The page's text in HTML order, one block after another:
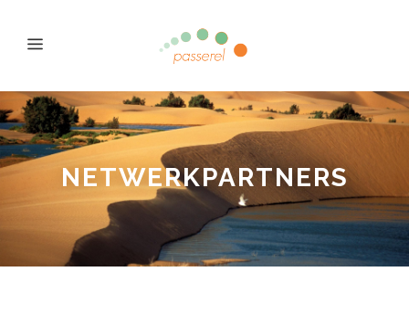
NETWERKPARTNERS